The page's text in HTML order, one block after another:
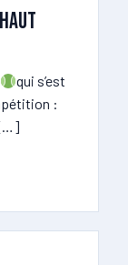
qui s’est
:
[…]